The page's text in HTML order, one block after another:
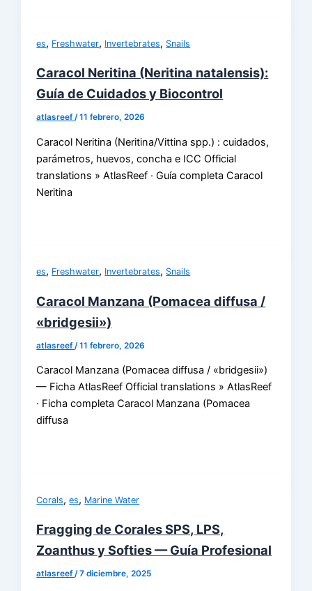
es, Freshwater, Invertebrates, Snails
Caracol Neritina (Neritina natalensis):
Guía de Cuidados y Biocontrol
atlasreef/11 febrero, 2026
Caracol Neritina (Neritina/Vittina spp.) : cuidados,
parámetros, huevos, concha e ICC Official
translations » AtlasReef · Guía completa Caracol
Neritina
es, Freshwater, Invertebrates, Snails
Caracol Manzana (Pomacea diffusa /
«bridgesii»)
atlasreef /11 febrero, 2026
Caracol Manzana (Pomacea diffusa / «bridgesii»)
— Ficha AtlasReef Official translations » AtlasReef
· Ficha completa Caracol Manzana (Pomacea
diffusa
Corals,es, Marine Water
Fragging de Corales SPS, LPS,
Zoanthus y Softies — Guía Profesional
atlasreef/7 diciembre, 2025